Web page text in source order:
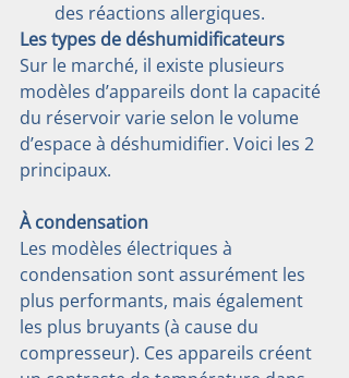
des réactions allergiques.
Les types de déshumidificateurs
Sur le marché, il existe plusieurs
modèles d’appareils dont la capacité
du réservoir varie selon le volume
d’espace à déshumidifier. Voici les 2
principaux.
À condensation
Les modèles électriques à
condensation sont assurément les
plus performants, mais également
les plus bruyants (à cause du
compresseur). Ces appareils créent